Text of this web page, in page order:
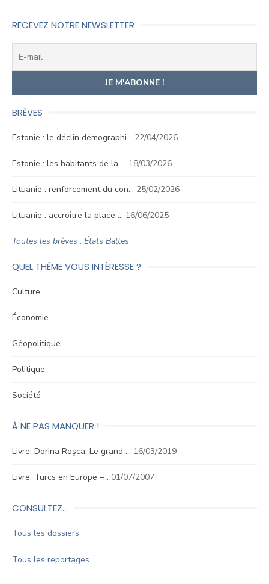
RECEVEZ NOTRE NEWSLETTER
BRÈVES
Estonie : le déclin démographi… 22/04/2026
Estonie : les habitants de la … 18/03/2026
Lituanie : renforcement du con… 25/02/2026
Lituanie : accroître la place … 16/06/2025
Toutes les brèves : États Baltes
QUEL THÈME VOUS INTÉRESSE ?
Culture
Économie
Géopolitique
Politique
Société
À NE PAS MANQUER !
Livre. Dorina Roşca, Le grand … 16/03/2019
Livre. Turcs en Europe –… 01/07/2007
CONSULTEZ…
Tous les dossiers
Tous les reportages